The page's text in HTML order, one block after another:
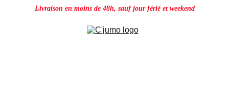
Livraison en moins de 48h, sauf jour férié et weekend